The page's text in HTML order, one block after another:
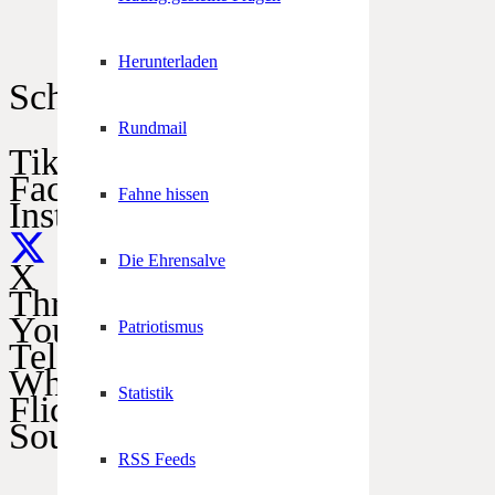
Herunterladen
Rundmail
Fahne hissen
Die Ehrensalve
Patriotismus
Statistik
RSS Feeds
Schützen im Netz
TikTok
Facebook
Instagram
X
Threads
YouTube
Telegram
WhatsApp
Flickr
SoundCloud